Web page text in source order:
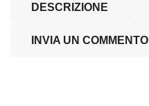
DESCRIZIONE
INVIA UN COMMENTO